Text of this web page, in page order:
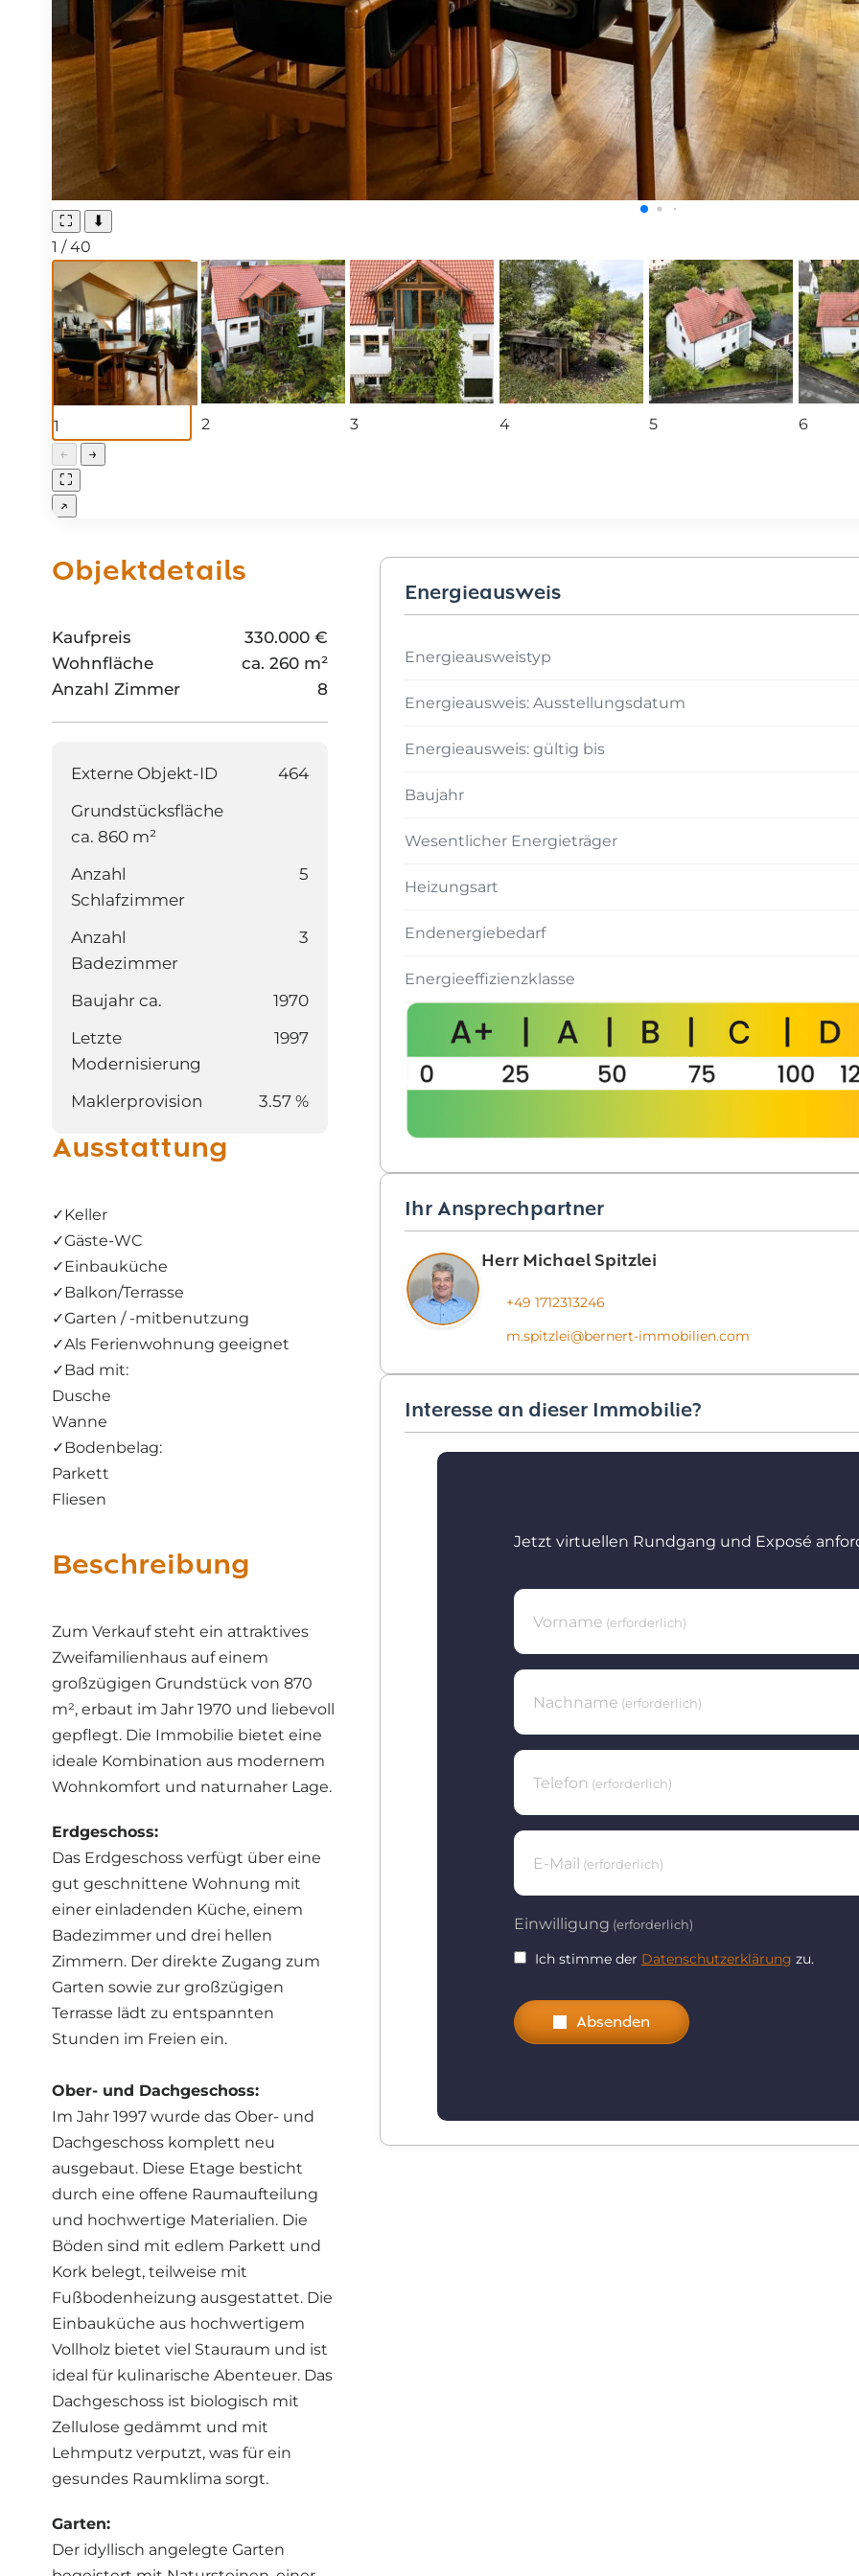
⛶ ⬇
1 / 40
1 2 3 4 5 6
←
→
⛶
↗
Objektdetails
Kaufpreis
330.000 €
Wohnfläche
ca. 260 m²
Anzahl Zimmer
8
Externe Objekt-ID
464
Grundstücksfläche
ca. 860 m²
Anzahl
Schlafzimmer
5
Anzahl
Badezimmer
3
Baujahr ca.
1970
Letzte
Modernisierung
1997
Maklerprovision 3.57 %
Ausstattung
✓Keller
✓Gäste-WC
✓Einbauküche
✓Balkon/Terrasse
✓Garten / -mitbenutzung
✓Als Ferienwohnung geeignet
✓Bad mit:
Dusche
Wanne
✓Bodenbelag:
Parkett
Fliesen
Beschreibung
Zum Verkauf steht ein attraktives
Zweifamilienhaus auf einem
großzügigen Grundstück von 870
m², erbaut im Jahr 1970 und liebevoll
gepflegt. Die Immobilie bietet eine
ideale Kombination aus modernem
Wohnkomfort und naturnaher Lage.
Erdgeschoss:
Das Erdgeschoss verfügt über eine
gut geschnittene Wohnung mit
einer einladenden Küche, einem
Badezimmer und drei hellen
Zimmern. Der direkte Zugang zum
Garten sowie zur großzügigen
Terrasse lädt zu entspannten
Stunden im Freien ein.
Ober- und Dachgeschoss:
Im Jahr 1997 wurde das Ober- und
Dachgeschoss komplett neu
ausgebaut. Diese Etage besticht
durch eine offene Raumaufteilung
und hochwertige Materialien. Die
Böden sind mit edlem Parkett und
Kork belegt, teilweise mit
Fußbodenheizung ausgestattet. Die
Einbauküche aus hochwertigem
Vollholz bietet viel Stauraum und ist
ideal für kulinarische Abenteuer. Das
Dachgeschoss ist biologisch mit
Zellulose gedämmt und mit
Lehmputz verputzt, was für ein
gesundes Raumklima sorgt.
Garten:
Der idyllisch angelegte Garten
Energieausweis
Energieausweistyp
Energieausweis: Ausstellungsdatum
Energieausweis: gültig bis
Baujahr
Wesentlicher Energieträger
Heizungsart
Endenergiebedarf
Energieeffizienzklasse
Ihr Ansprechpartner
Herr Michael Spitzlei
+49 1712313246
m.spitzlei@bernert-immobilien.com
Interesse an dieser Immobilie?
Jetzt virtuellen Rundgang und Exposé
Vorname (erforderlich)
Nachname (erforderlich)
Telefon (erforderlich)
E-Mail (erforderlich)
Einwilligung (erforderlich)
Ich stimme der Datenschutzerklärung zu.
Absenden